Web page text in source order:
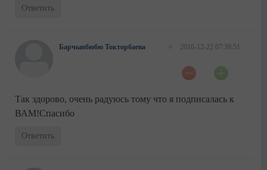
Ответить
Барчынбюбю Токторбаева 2016-12-22 07:39:51
Так здорово, очень радуюсь тому что я подписалась к
ВАМ!Спасибо
Ответить